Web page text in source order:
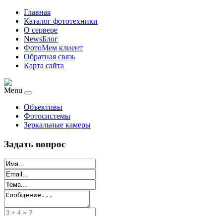
Главная
Каталог фототехники
О сервере
NewsБлог
ФотоМем клиент
Обратная связь
Карта сайта
Menu
Объективы
Фотосистемы
Зеркальные камеры
Задать вопрос